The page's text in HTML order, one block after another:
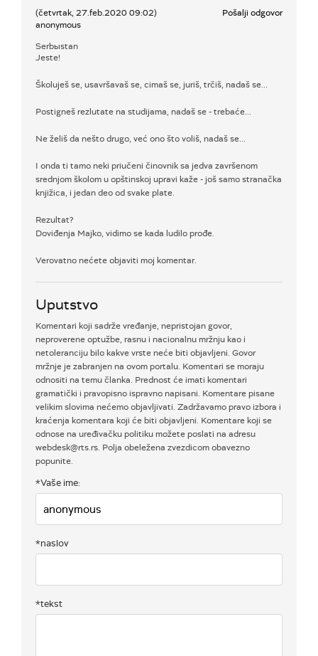
(četvrtak, 27.feb.2020 09:02)
anonymous
Pošalji odgovor
Serbыstan
Jeste!
Školuješ se, usavršavaš se, cimaš se, juriš, trčiš, nadaš se...
Postigneš rezlutate na studijama, nadaš se - trebaće...
Ne želiš da nešto drugo, već ono što voliš, nadaš se...
I onda ti tamo neki priučeni činovnik sa jedva završenom
srednjom školom u opštinskoj upravi kaže - još samo stranačka
knjižica, i jedan deo od svake plate.
Rezultat?
Doviđenja Majko, vidimo se kada ludilo prođe.
Verovatno nećete objaviti moj komentar.
Uputstvo
Komentari koji sadrže vređanje, nepristojan govor,
neproverene optužbe, rasnu i nacionalnu mržnju kao i
netoleranciju bilo kakve vrste neće biti objavljeni. Govor
mržnje je zabranjen na ovom portalu. Komentari se moraju
odnositi na temu članka. Prednost će imati komentari
gramatički i pravopisno ispravno napisani. Komentare pisane
velikim slovima nećemo objavljivati. Zadržavamo pravo izbora i
kraćenja komentara koji će biti objavljeni. Komentare koji se
odnose na uređivačku politiku možete poslati na adresu
webdesk@rts.rs. Polja obeležena zvezdicom obavezno
popunite.
*Vaše ime:
*naslov
*tekst